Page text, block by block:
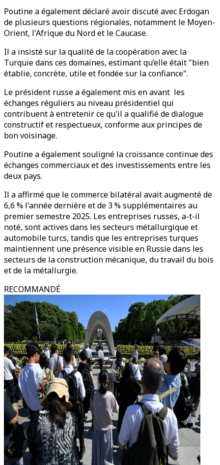
Poutine a également déclaré avoir discuté avec Erdogan
de plusieurs questions régionales, notamment le Moyen-
Orient, l'Afrique du Nord et le Caucase.
Il a insisté sur la qualité de la coopération avec la
Turquie dans ces domaines, estimant qu’elle était "bien
établie, concrète, utile et fondée sur la confiance".
Le président russe a également mis en avant les
échanges réguliers au niveau présidentiel qui
contribuent à entretenir ce qu'il a qualifié de dialogue
constructif et respectueux, conforme aux principes de
bon voisinage.
Poutine a également souligné la croissance continue des
échanges commerciaux et des investissements entre les
deux pays.
Il a affirmé que le commerce bilatéral avait augmenté de
6,6 % l'année dernière et de 3 % supplémentaires au
premier semestre 2025. Les entreprises russes, a-t-il
noté, sont actives dans les secteurs métallurgique et
automobile turcs, tandis que les entreprises turques
maintiennent une présence visible en Russie dans les
secteurs de la construction mécanique, du travail du bois
et de la métallurgie.
RECOMMANDÉ